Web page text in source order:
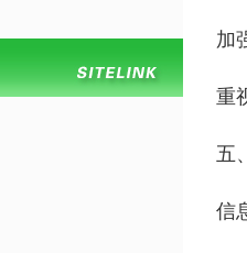
加
重
五
信